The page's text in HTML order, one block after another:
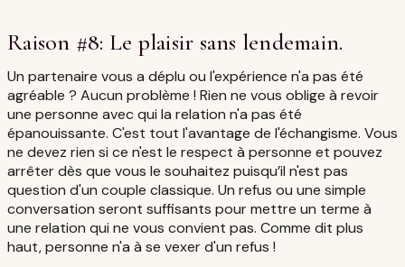
Raison #8: Le plaisir sans lendemain.
Un partenaire vous a déplu ou l'expérience n'a pas été
agréable ? Aucun problème ! Rien ne vous oblige à revoir
une personne avec qui la relation n'a pas été
épanouissante. C'est tout l'avantage de l'échangisme. Vous
ne devez rien si ce n'est le respect à personne et pouvez
arrêter dès que vous le souhaitez puisqu’il n'est pas
question d'un couple classique. Un refus ou une simple
conversation seront suffisants pour mettre un terme à
une relation qui ne vous convient pas. Comme dit plus
haut, personne n'a à se vexer d'un refus !